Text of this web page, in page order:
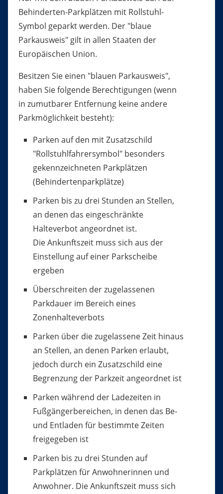
Behinderten-Parkplätzen mit Rollstuhl-
Symbol geparkt werden. Der "blaue
Parkausweis" gilt in allen Staaten der
Europäischen Union.
Besitzen Sie einen "blauen Parkausweis",
haben Sie folgende Berechtigungen (wenn
in zumutbarer Entfernung keine andere
Parkmöglichkeit besteht):
Parken auf den mit Zusatzschild
"Rollstuhlfahrersymbol" besonders
gekennzeichneten Parkplätzen
(Behindertenparkplätze)
Parken bis zu drei Stunden an Stellen,
an denen das eingeschränkte
Halteverbot angeordnet ist.
Die Ankunftszeit muss sich aus der
Einstellung auf einer Parkscheibe
ergeben
Überschreiten der zugelassenen
Parkdauer im Bereich eines
Zonenhalteverbots
Parken über die zugelassene Zeit hinaus
an Stellen, an denen Parken erlaubt,
jedoch durch ein Zusatzschild eine
Begrenzung der Parkzeit angeordnet ist
Parken während der Ladezeiten in
Fußgängerbereichen, in denen das Be-
und Entladen für bestimmte Zeiten
freigegeben ist
Parken bis zu drei Stunden auf
Parkplätzen für Anwohnerinnen und
Anwohner. Die Ankunftszeit muss sich